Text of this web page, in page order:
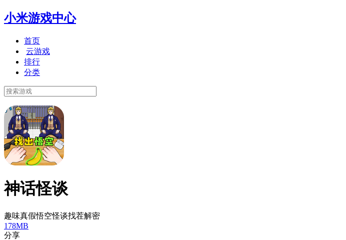
小米游戏中心
首页
云游戏
排行
分类
神话怪谈
趣味真假悟空怪谈找茬解密
178MB
分享